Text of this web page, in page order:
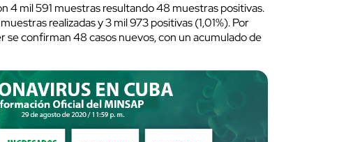
4 mil 591 muestras resultando 48 muestras positivas.
realizadas y 3 mil 973 positivas (1,01%). Por
se confirman 48 casos nuevos, con un acumulado de